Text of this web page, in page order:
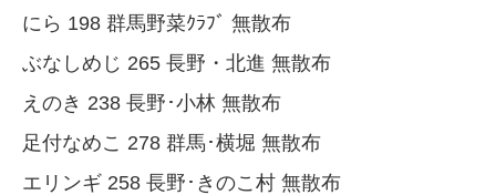
にら 198 群馬野菜ｸﾗﾌﾞ 無散布
ぶなしめじ 265 長野・北進 無散布
えのき 238 長野･小林 無散布
足付なめこ 278 群馬･横堀 無散布
エリンギ 258 長野･きのこ村 無散布